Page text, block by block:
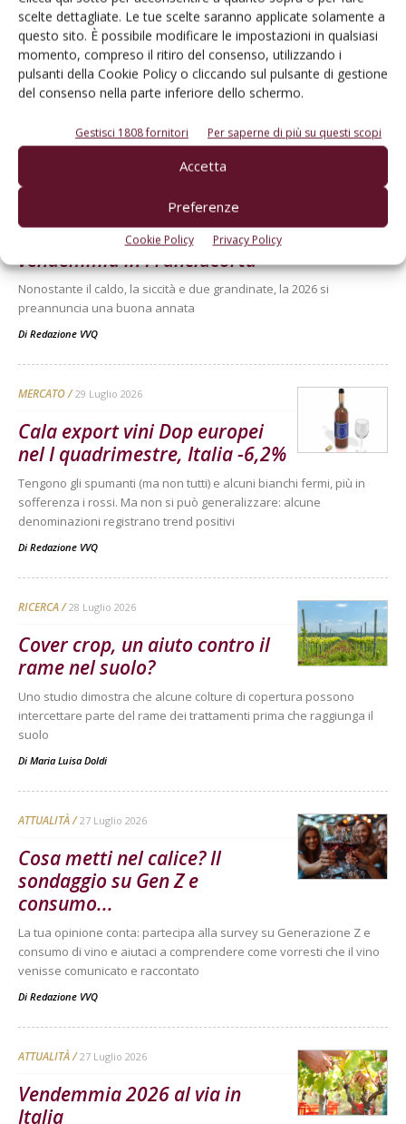
scelte dettagliate. Le tue scelte saranno applicate solamente a
questo sito. È possibile modificare le impostazioni in qualsiasi
momento, compreso il ritiro del consenso, utilizzando i
pulsanti della Cookie Policy o cliccando sul pulsante di gestione
del consenso nella parte inferiore dello schermo.
Gestisci 1808 fornitori Per saperne di più su questi scopi
Accetta
Preferenze
Cookie Policy Privacy Policy
Dalla stessa categoria
31 Luglio 2026
Castello Bonomi apre la
vendemmia in Franciacorta
Nonostante il caldo, la siccità e due grandinate, la 2026 si
preannuncia una buona annata
Di Redazione VVQ
MERCATO 29 Luglio 2026
Cala export vini Dop europei
nel I quadrimestre, Italia -6,2%
Tengono gli spumanti (ma non tutti) e alcuni bianchi fermi, più in
sofferenza i rossi. Ma non si può generalizzare: alcune
denominazioni registrano trend positivi
Di Redazione VVQ
RICERCA 28 Luglio 2026
Cover crop, un aiuto contro il
rame nel suolo?
Uno studio dimostra che alcune colture di copertura possono
intercettare parte del rame dei trattamenti prima che raggiunga il
suolo
Di Maria Luisa Doldi
ATTUALITÀ 27 Luglio 2026
Cosa metti nel calice? Il
sondaggio su Gen Z e
consumo...
La tua opinione conta: partecipa alla survey su Generazione Z e
consumo di vino e aiutaci a comprendere come vorresti che il vino
venisse comunicato e raccontato
Di Redazione VVQ
ATTUALITÀ 27 Luglio 2026
Vendemmia 2026 al via in
Italia